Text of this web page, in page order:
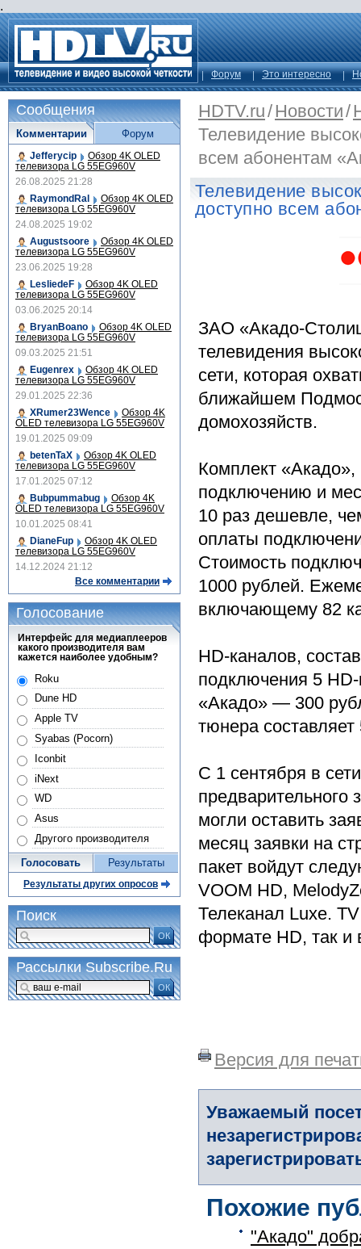
.
Форум Это интересно
HDTV.ru/Новости/
Телевидение
всем абонентам
Телевидение
доступно всем
ЗАО «Акадо-
телевидения
сети, которая
ближайшем
домохозяйств.
Комплект
подключению и
10 раз дешевле,
оплаты
Стоимость
1000 рублей.
включающему 82
HD-каналов,
подключения 5
«Акадо» — 300
тюнера
С 1 сентября в
могли оставить
месяц заявки на
пакет войдут
VOOM HD,
Телеканал Luxe.
формате HD, так
Версия для
Уважаемый
Похожие
"Акадо"
Сообщения
Комментарии
Jefferycip Обзор 4K OLED
телевизора LG 55EG960V
26.08.2025 21:28
RaymondRal
Обзор 4K OLED
телевизора LG 55EG960V
24.08.2025 19:02
Augustsoore
Обзор 4K OLED
телевизора LG 55EG960V
23.06.2025 19:28
LesliedeF
Обзор 4K OLED
телевизора LG 55EG960V
03.06.2025 20:14
BryanBoano
Обзор 4K OLED
телевизора LG 55EG960V
09.03.2025 21:51
Eugenrex
Обзор 4K OLED
телевизора LG 55EG960V
29.01.2025 22:36
XRumer23Wence
Обзор 4K
OLED телевизора LG 55EG960V
19.01.2025 09:09
betenTaX
Обзор 4K OLED
телевизора LG 55EG960V
17.01.2025 07:12
Bubpummabug
Обзор 4K
OLED телевизора LG 55EG960V
10.01.2025 08:41
DianeFup
Обзор 4K OLED
телевизора LG 55EG960V
14.12.2024 21:12
Все комментарии
Форум
Голосование
Интерфейс для медиаплееров
какого производителя вам
кажется наиболее удобным?
Roku
Dune HD
Apple TV
Syabas (Pocorn)
Iconbit
iNext
WD
Asus
Другого производителя
Голосовать Результаты
Результаты других опросов
Поиск
ОК
Рассылки Subscribe.Ru
ОК